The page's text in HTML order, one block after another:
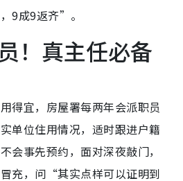
9成9返齐”。
！真主任必备
得宜，房屋署每两年会派职员
单位住用情况，适时跟进户籍
会事先预约，面对深夜敲门，
充，问“其实点样可以证明到